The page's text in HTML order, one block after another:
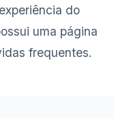
do
uma página
frequentes.